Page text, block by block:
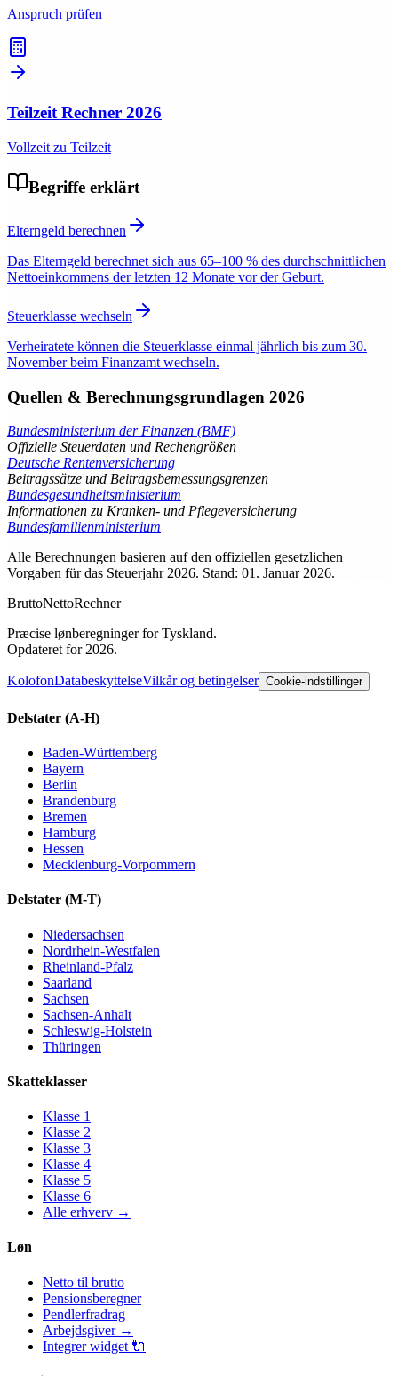
Anspruch prüfen
Teilzeit Rechner 2026
Vollzeit zu Teilzeit
Begriffe erklärt
Elterngeld berechnen
Das Elterngeld berechnet sich aus 65–100 % des durchschnittlichen
Nettoeinkommens der letzten 12 Monate vor der Geburt.
Steuerklasse wechseln
Verheiratete können die Steuerklasse einmal jährlich bis zum 30.
November beim Finanzamt wechseln.
Quellen & Berechnungsgrundlagen 2026
Bundesministerium der Finanzen (BMF)
Offizielle Steuerdaten und Rechengrößen
Deutsche Rentenversicherung
Beitragssätze und Beitragsbemessungsgrenzen
Bundesgesundheitsministerium
Informationen zu Kranken- und Pflegeversicherung
Bundesfamilienministerium
Alle Berechnungen basieren auf den offiziellen gesetzlichen
Vorgaben für das Steuerjahr 2026. Stand: 01. Januar 2026.
BruttoNettoRechner
Præcise lønberegninger for Tyskland.
Opdateret for 2026.
KolofonDatabeskyttelseVilkår og betingelser Cookie-indstillinger
Delstater (A-H)
Baden-Württemberg
Bayern
Berlin
Brandenburg
Bremen
Hamburg
Hessen
Mecklenburg-Vorpommern
Delstater (M-T)
Niedersachsen
Nordrhein-Westfalen
Rheinland-Pfalz
Saarland
Sachsen
Sachsen-Anhalt
Schleswig-Holstein
Thüringen
Skatteklasser
Klasse 1
Klasse 2
Klasse 3
Klasse 4
Klasse 5
Klasse 6
Alle erhverv →
Løn
Netto til brutto
Pensionsberegner
Pendlerfradrag
Arbejdsgiver→
Integrer widget 🔌